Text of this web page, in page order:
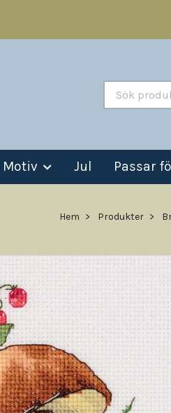
Motiv Jul Passar
Hem Produkter